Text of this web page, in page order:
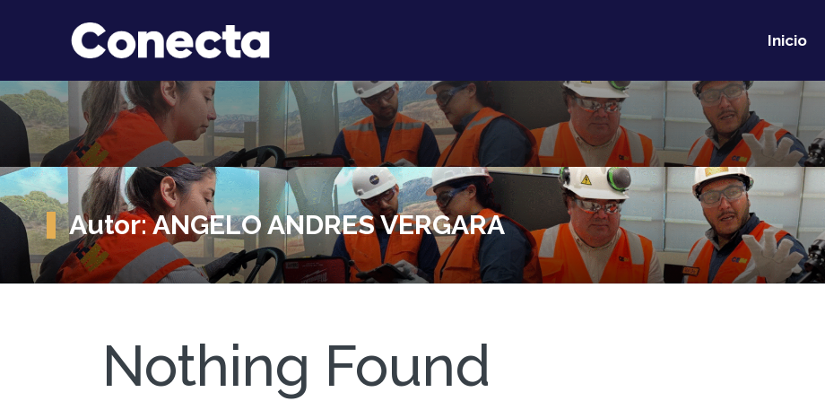
Inicio
Autor:ANGELO ANDRES VERGARA
Nothing Found